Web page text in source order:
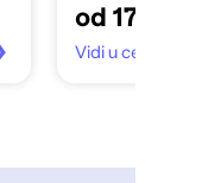
od 17,99 €
Vidi u centar